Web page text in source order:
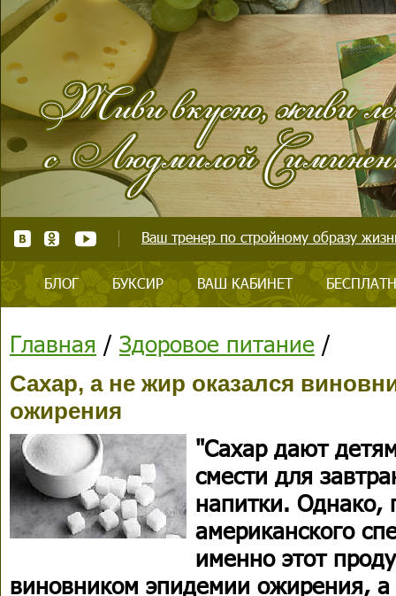
Ваш тренер по стройному образу
БЛОГ БУКСИР ВАШ КАБИНЕТ
Главная / Здоровое питание /
Сахар, а не жир оказался
ожирения
"Сахар дают
смести для
напитки.
американского
именно этот
виновником эпидемии ожирения,